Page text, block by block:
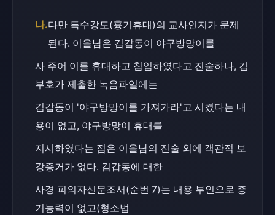
나.다만 특수강도(흉기휴대)의 교사인지가 문제
된다. 이을남은 김갑동이 야구방망이를
사 주어 이를 휴대하고 침입하였다고 진술하나, 김
부호가 제출한 녹음파일에는
김갑동이 '야구방망이를 가져가라'고 시켰다는 내
용이 없고, 야구방망이 휴대를
지시하였다는 점은 이을남의 진술 외에 객관적 보
강증거가 없다. 김갑동에 대한
사경 피의자신문조서(순번 7)는 내용 부인으로 증
거능력이 없고(형소법